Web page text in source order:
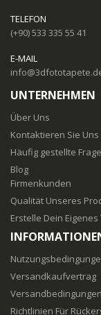
TELEFON
(+90) 533 335 55 41
E-MAIL
UNTERNEHMEN
Über Uns
Kontaktieren Sie Uns
Häufig gestellte
Blog
Firmenkunden
Qualität Unseres
Erstelle Dein Eigenes
Versandkaufvertrag
Versandbedingungen
Richtlinien Für